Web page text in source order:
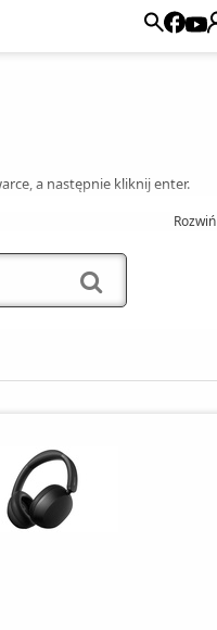
a następnie kliknij enter.
Rozwiń